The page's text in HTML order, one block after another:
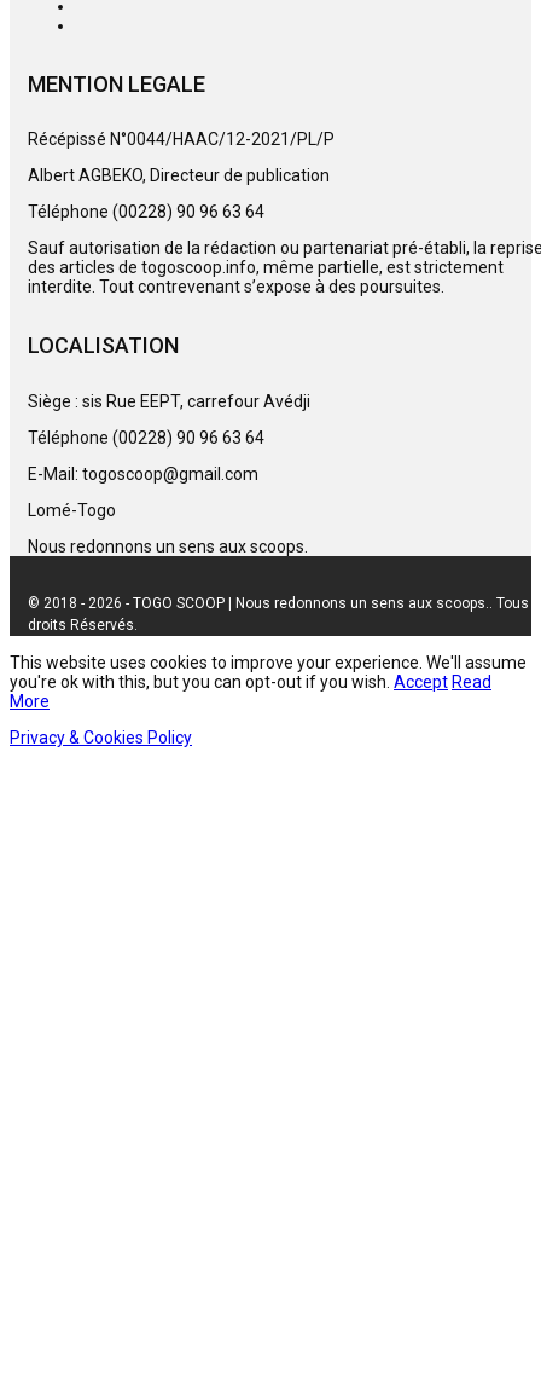
MENTION LEGALE
Récépissé N°0044/HAAC/12-2021/PL/P
Albert AGBEKO, Directeur de publication
Téléphone (00228) 90 96 63 64
Sauf autorisation de la rédaction ou partenariat pré-établi, la
des articles de togoscoop.info, même partielle, est strictement
interdite. Tout contrevenant s’expose à des poursuites.
LOCALISATION
Siège : sis Rue EEPT, carrefour Avédji
Téléphone (00228) 90 96 63 64
E-Mail: togoscoop@gmail.com
Lomé-Togo
Nous redonnons un sens aux scoops.
© 2018 - 2026 - TOGO SCOOP | Nous redonnons un sens aux scoops.. Tous
droits Réservés.
This website uses cookies to improve your experience. We'll assume
you're ok with this, but you can opt-out if you wish. Accept Read
More
Privacy & Cookies Policy